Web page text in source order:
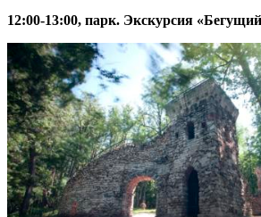
12:00-13:00, парк. Экскурсия «Бегущий